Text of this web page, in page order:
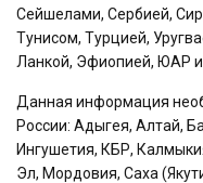
Сейшелами, Сербией,
Тунисом, Турцией,
Ланкой, Эфиопией, ЮАР и
Данная информация
России: Адыгея, Алтай,
Ингушетия, КБР,
Эл, Мордовия, Саха